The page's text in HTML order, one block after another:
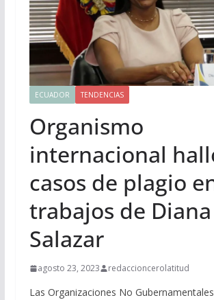
ECUADOR TENDENCIAS
Organismo
internacional
casos de plagio
trabajos de Diana
Salazar
agosto 23, 2023 redaccioncerolatitud
Las Organizaciones No